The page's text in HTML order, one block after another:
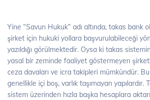
Yine “Savun Hukuk” adı altında, takas bank
şirket için hukuki yollara başvurulabileceği
yazıldığı görülmektedir. Oysa ki takas
yasal bir zeminde faaliyet göstermeyen
ceza davaları ve icra takipleri mümkündür.
genellikle içi boş, varlık taşımayan yapılardır.
sistem üzerinden hızla başka hesaplara